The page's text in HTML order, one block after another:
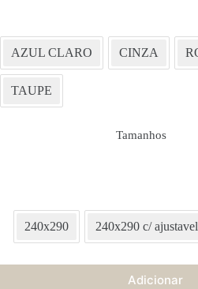
AZUL CLARO CINZA
TAUPE
Tamanhos
240x290 240x290 c/
Adicionar